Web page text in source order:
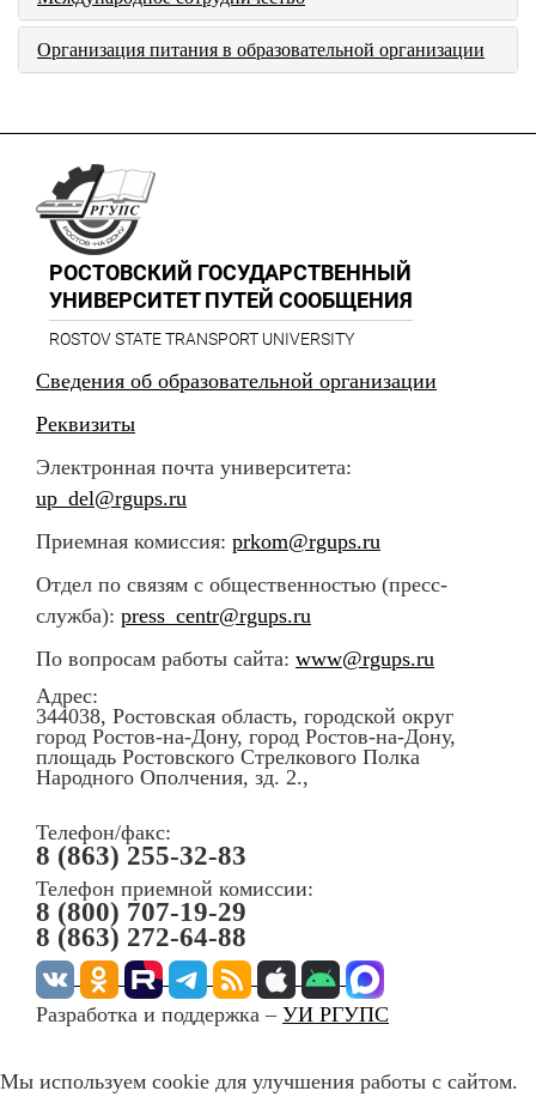
Организация питания в образовательной организации
РОСТОВСКИЙ ГОСУДАРСТВЕННЫЙ
УНИВЕРСИТЕТ ПУТЕЙ СООБЩЕНИЯ
ROSTOV STATE TRANSPORT UNIVERSITY
Сведения об образовательной организации
Реквизиты
Электронная почта университета:
up_del@rgups.ru
Приемная комиссия: prkom@rgups.ru
Отдел по связям с общественностью (пресс-
служба): press_centr@rgups.ru
По вопросам работы сайта: www@rgups.ru
Адрес:
344038, Ростовская область, городской округ
город Ростов-на-Дону, город Ростов-на-Дону,
площадь Ростовского Стрелкового Полка
Народного Ополчения, зд. 2.,
Телефон/факс:
8 (863) 255-32-83
Телефон приемной комиссии:
8 (800) 707-19-29
8 (863) 272-64-88
Разработка и поддержка – УИ РГУПС
Мы используем cookie для улучшения работы с сайтом.